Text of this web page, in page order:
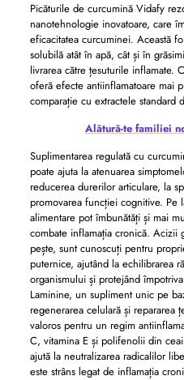
Picăturile de curcumină Vidafy
nanotehnologie inovatoare, care
eficacitatea curcuminei. Această
solubilă atât în ​​apă, cât și în
livrarea către țesuturile inflamate.
oferă efecte antiinflamatoare mai
comparație cu extractele standard
Alătură-te familiei
Suplimentarea regulată cu
poate ajuta la atenuarea
reducerea durerilor articulare, la
promovarea funcției cognitive. Pe
alimentare pot îmbunătăți și mai
combate inflamația cronică. Acizii
pește, sunt cunoscuți pentru
puternice, ajutând la echilibrarea
organismului și protejând
Laminine, un supliment unic pe
regenerarea celulară și repararea
valoros pentru un regim
C, vitamina E și polifenolii din
ajută la neutralizarea radicalilor
este strâns legat de inflamația